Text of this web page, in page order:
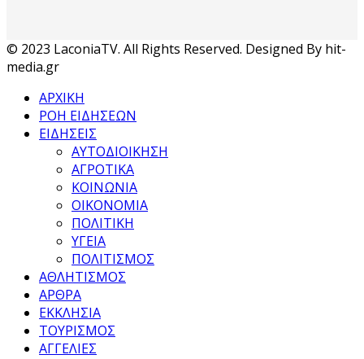
© 2023 LaconiaTV. All Rights Reserved. Designed By hit-
media.gr
ΑΡΧΙΚΗ
ΡΟΗ ΕΙΔΗΣΕΩΝ
ΕΙΔΗΣΕΙΣ
ΑΥΤΟΔΙΟΙΚΗΣΗ
ΑΓΡΟΤΙΚΑ
ΚΟΙΝΩΝΙΑ
ΟΙΚΟΝΟΜΙΑ
ΠΟΛΙΤΙΚΗ
ΥΓΕΙΑ
ΠΟΛΙΤΙΣΜΟΣ
ΑΘΛΗΤΙΣΜΟΣ
ΑΡΘΡΑ
ΕΚΚΛΗΣΙΑ
ΤΟΥΡΙΣΜΟΣ
ΑΓΓΕΛΙΕΣ